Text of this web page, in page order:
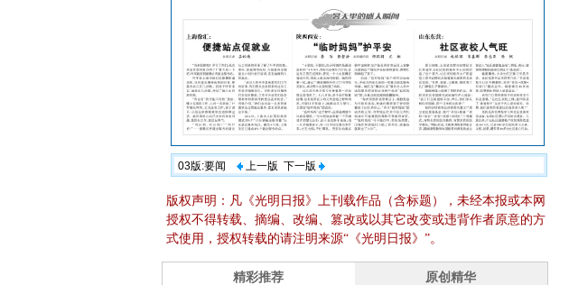
03版:要闻 上一版 下一版
版权声明：凡《光明日报》上刊载作品（含标题），未经本报或本网
授权不得转载、摘编、改编、篡改或以其它改变或违背作者原意的方
式使用，授权转载的请注明来源“《光明日报》”。